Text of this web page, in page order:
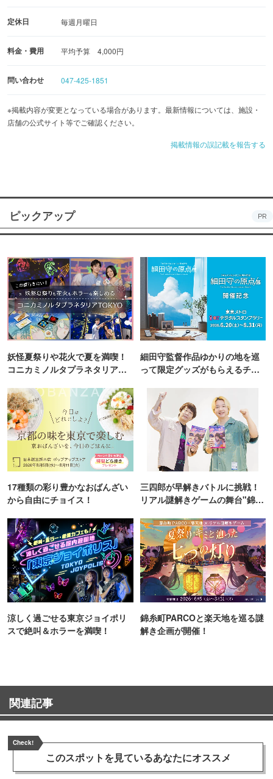
定休日 毎週月曜日
料金・費用 平均予算 4,000円
問い合わせ 047-425-1851
※掲載内容が変更となっている場合があります。最新情報については、施設・
店舗の公式サイト等でご確認ください。
掲載情報の誤記載を報告する
ピックアップ PR
妖怪夏祭りや花火で夏を満喫！
コニカミノルタプラネタリア
細田守監督作品ゆかりの地を巡
って限定グッズがもらえるチャ
17種類の彩り豊かなおばんざい
から自由にチョイス！
三四郎が早解きバトルに挑戦！
リアル謎解きゲームの舞台"錦糸
涼しく過ごせる東京ジョイポリ
スで絶叫＆ホラーを満喫！
錦糸町PARCOと楽天地を巡る謎
解き企画が開催！
関連記事
Check!
このスポットを見ているあなたにオススメ